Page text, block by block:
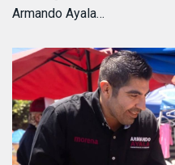
Armando Ayala…